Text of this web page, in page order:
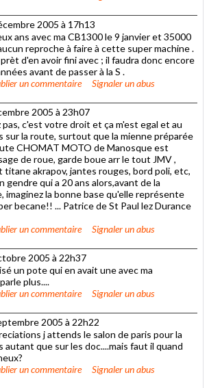
2005 à 17h13
ans avec ma CB1300 le 9 janvier et 35000
reproche à faire à cette super machine .
d'en avoir fini avec ; il faudra donc encore
avant de passer à la S .
un commentaire Signaler un abus
2005 à 23h07
pas, c'est votre droit et ça m'est egal et au
sur la route, surtout que la mienne préparée
CHOMAT MOTO de Manosque est
de roue, garde boue arr le tout JMV ,
titane akrapov, jantes rouges, bord poli, etc,
gendre qui a 20 ans alors,avant de la
imaginez la bonne base qu'elle représente
becane!! ... Patrice de St Paul lez Durance
un commentaire Signaler un abus
2005 à 22h37
un pote qui en avait une avec ma
plus....
un commentaire Signaler un abus
2005 à 22h22
j attends le salon de paris pour la
autant que sur les doc....mais faut il quand
un commentaire Signaler un abus